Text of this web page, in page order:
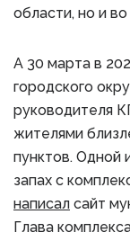
области, но и
А 30 марта в
городского
руководителя
жителями
пунктов. Одной
запах с
написал сайт
Глава